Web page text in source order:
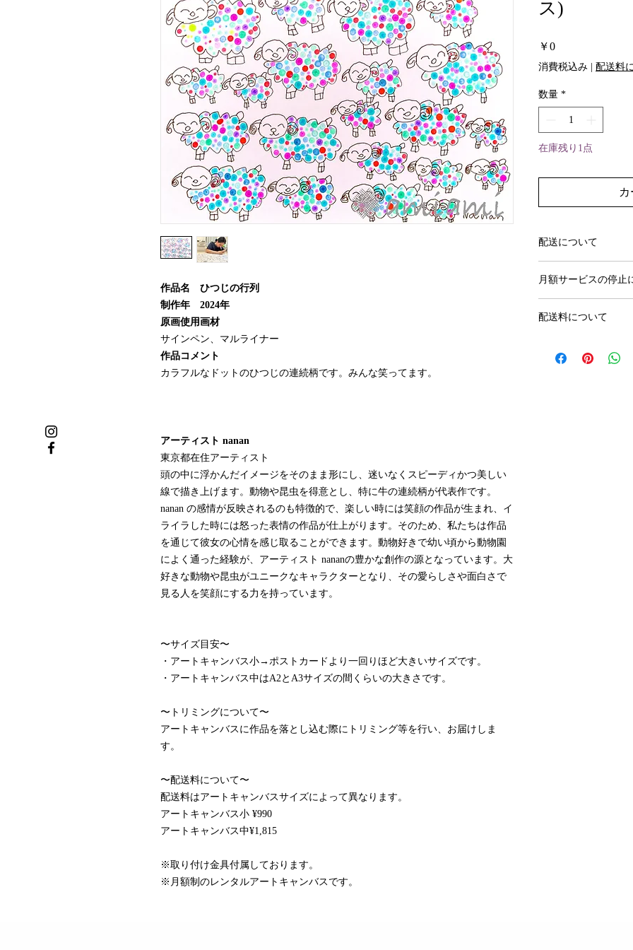
作品名 ひつじの行列
制作年 2024年
原画使用画材
サインペン、マルライナー
作品コメント
カラフルなドットのひつじの連続柄です。みんな笑ってます。
アーティスト nanan
東京都在住アーティスト
頭の中に浮かんだイメージをそのまま形にし、迷いなくスピーディかつ美しい
線で描き上げます。動物や昆虫を得意とし、特に牛の連続柄が代表作です。
nanan の感情が反映されるのも特徴的で、楽しい時には笑顔の作品が生まれ、イ
ライラした時には怒った表情の作品が仕上がります。そのため、私たちは作品
を通じて彼女の心情を感じ取ることができます。動物好きで幼い頃から動物園
によく通った経験が、アーティスト nananの豊かな創作の源となっています。大
好きな動物や昆虫がユニークなキャラクターとなり、その愛らしさや面白さで
見る人を笑顔にする力を持っています。
〜サイズ目安〜
・アートキャンバス小→ポストカードより一回りほど大きいサイズです。
・アートキャンバス中はA2とA3サイズの間くらいの大きさです。
〜トリミングについて〜
アートキャンバスに作品を落とし込む際にトリミング等を行い、お届けしま
す。
〜配送料について〜
配送料はアートキャンバスサイズによって異なります。
アートキャンバス小 ¥990
アートキャンバス中¥1,815
※取り付け金具付属しております。
※月額制のレンタルアートキャンバスです。
ス)
￥0価
格
消費税込み | 配送料
数量 *
在庫残り1点
配送について
月額サービスの停止
ば次月の引き落とし
その際は、作品をご
配送料について
アートキャンバス小